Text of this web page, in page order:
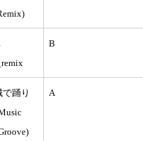
B
で踊り
A